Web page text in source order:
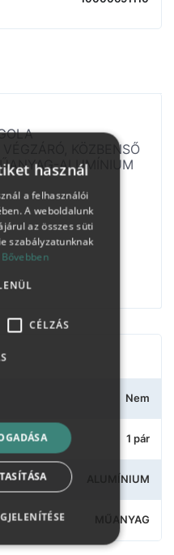
KÖZBENSŐ
ALUMÍNIUM
Nem
1 pár
ALUMÍNIUM
MŰANYAG
használ
a felhasználói
A weboldalunk
az összes süti
szabályzatunknak
Bővebben
CÉLZÁS